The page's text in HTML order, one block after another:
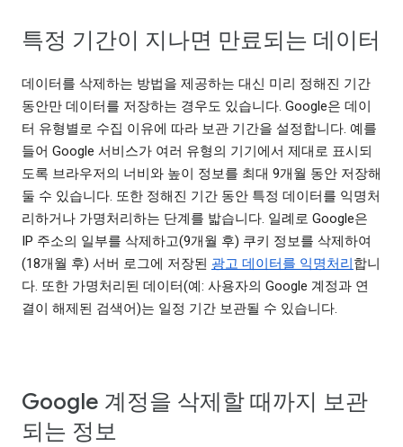
특정 기간이 지나면 만료되는 데이터
데이터를 삭제하는 방법을 제공하는 대신 미리 정해진 기간
동안만 데이터를 저장하는 경우도 있습니다. Google은 데이
터 유형별로 수집 이유에 따라 보관 기간을 설정합니다. 예를
들어 Google 서비스가 여러 유형의 기기에서 제대로 표시되
도록 브라우저의 너비와 높이 정보를 최대 9개월 동안 저장해
둘 수 있습니다. 또한 정해진 기간 동안 특정 데이터를 익명처
리하거나 가명처리하는 단계를 밟습니다. 일례로 Google은
IP 주소의 일부를 삭제하고(9개월 후) 쿠키 정보를 삭제하여
(18개월 후) 서버 로그에 저장된 광고 데이터를 익명처리합니
다. 또한 가명처리된 데이터(예: 사용자의 Google 계정과 연
결이 해제된 검색어)는 일정 기간 보관될 수 있습니다.
Google 계정을 삭제할 때까지 보관
되는 정보